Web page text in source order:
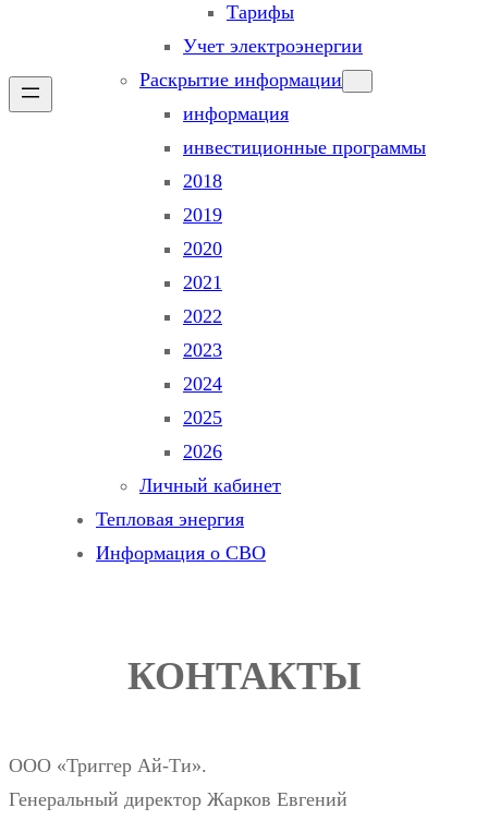
Тарифы
Учет электроэнергии
Раскрытие информации
информация
инвестиционные программы
2018
2019
2020
2021
2022
2023
2024
2025
2026
Личный кабинет
Тепловая энергия
Информация о СВО
КОНТАКТЫ
ООО «Триггер Ай-Ти».
Генеральный директор Жарков Евгений